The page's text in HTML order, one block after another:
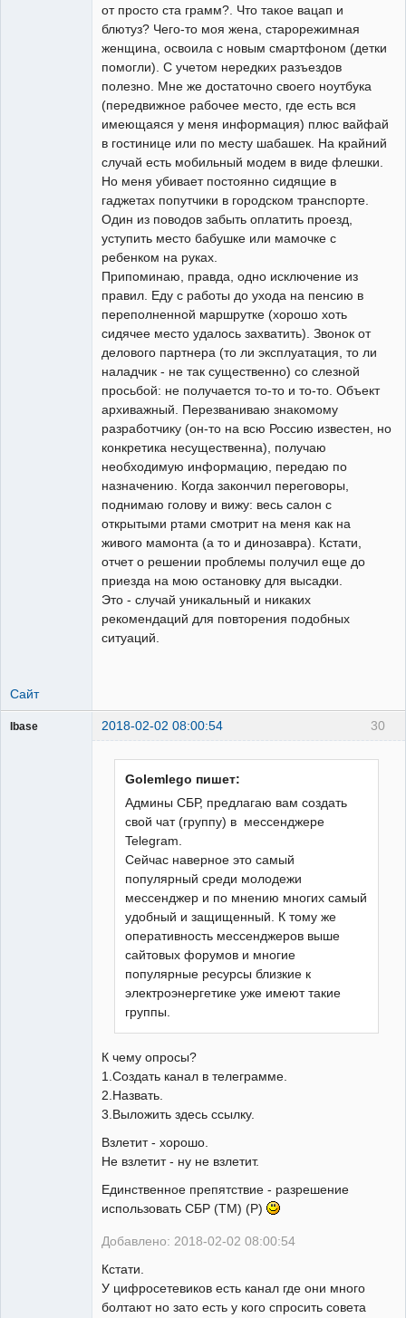
от просто ста грамм?. Что такое вацап и
блютуз? Чего-то моя жена, старорежимная
женщина, освоила с новым смартфоном (детки
помогли). С учетом нередких разъездов
полезно. Мне же достаточно своего ноутбука
(передвижное рабочее место, где есть вся
имеющаяся у меня информация) плюс вайфай
в гостинице или по месту шабашек. На крайний
случай есть мобильный модем в виде флешки.
Но меня убивает постоянно сидящие в
гаджетах попутчики в городском транспорте.
Один из поводов забыть оплатить проезд,
уступить место бабушке или мамочке с
ребенком на руках.
Припоминаю, правда, одно исключение из
правил. Еду с работы до ухода на пенсию в
переполненной маршрутке (хорошо хоть
сидячее место удалось захватить). Звонок от
делового партнера (то ли эксплуатация, то ли
наладчик - не так существенно) со слезной
просьбой: не получается то-то и то-то. Объект
архиважный. Перезваниваю знакомому
разработчику (он-то на всю Россию известен, но
конкретика несущественна), получаю
необходимую информацию, передаю по
назначению. Когда закончил переговоры,
поднимаю голову и вижу: весь салон с
открытыми ртами смотрит на меня как на
живого мамонта (а то и динозавра). Кстати,
отчет о решении проблемы получил еще до
приезда на мою остановку для высадки.
Это - случай уникальный и никаких
рекомендаций для повторения подобных
ситуаций.
Сайт
30
Ibase 2018-02-02 08:00:54
Golemlego пишет:
Админы СБР, предлагаю вам создать
свой чат (группу) в мессенджере
Telegram.
Сейчас наверное это самый
популярный среди молодежи
мессенджер и по мнению многих самый
удобный и защищенный. К тому же
оперативность мессенджеров выше
сайтовых форумов и многие
популярные ресурсы близкие к
электроэнергетике уже имеют такие
группы.
К чему опросы?
1.Создать канал в телеграмме.
2.Назвать.
3.Выложить здесь ссылку.
Взлетит - хорошо.
Не взлетит - ну не взлетит.
Единственное препятствие - разрешение
использовать СБР (ТМ) (Р)
Добавлено: 2018-02-02 08:00:54
Кстати.
У цифросетевиков есть канал где они много
болтают но зато есть у кого спросить совета